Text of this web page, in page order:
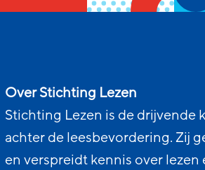
Over Stichting Lezen
Stichting Lezen is de drijvende
achter de leesbevordering. Zij
en verspreidt kennis over lezen